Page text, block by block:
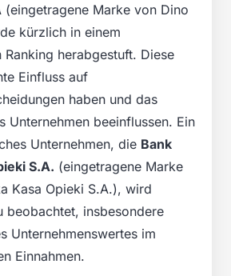
(eingetragene Marke von Dino
kürzlich in einem
herabgestuft. Diese
Einfluss auf
haben und das
Unternehmen beeinflussen. Ein
Unternehmen, die Bank
S.A. (eingetragene Marke
Kasa Opieki S.A.), wird
beobachtet, insbesondere
Unternehmenswertes im
Einnahmen.